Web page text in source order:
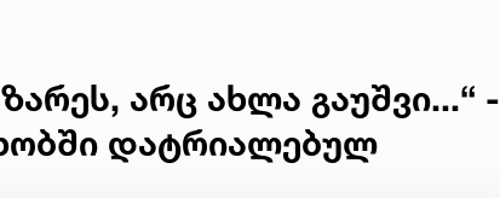
არც ახლა გაუშვი...“ -
დატრიალებულ